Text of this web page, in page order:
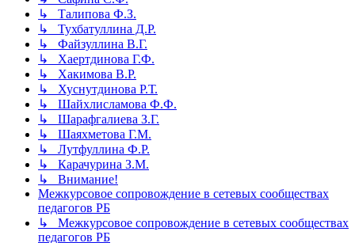
↳ Талипова Ф.З.
↳ Тухбатуллина Д.Р.
↳ Файзуллина В.Г.
↳ Хаертдинова Г.Ф.
↳ Хакимова В.Р.
↳ Хуснутдинова Р.Т.
↳ Шайхлисламова Ф.Ф.
↳ Шарафгалиева З.Г.
↳ Шаяхметова Г.М.
↳ Лутфуллина Ф.Р.
↳ Карачурина З.М.
↳ Внимание!
Межкурсовое сопровождение в сетевых сообществах
педагогов РБ
↳ Межкурсовое сопровождение в сетевых сообществах
педагогов РБ